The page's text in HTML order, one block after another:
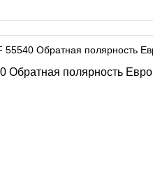
Обратная полярность Евро